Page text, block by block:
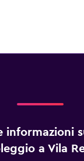
informazioni
a Vila